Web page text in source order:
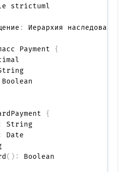
strictuml
: Иерархия
Payment {
{
String
Date
( ) :